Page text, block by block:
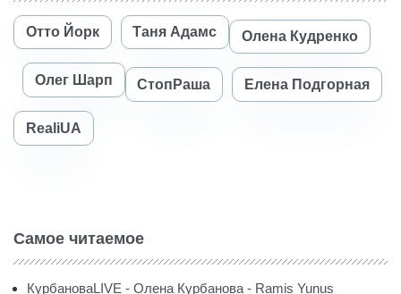
Отто Йорк Таня Адамс Олена Кудренко
Олег Шарп СтопРаша Елена Подгорная
RealiUA
Самое читаемое
КурбановаLIVE - Олена Курбанова - Ramis Yunus